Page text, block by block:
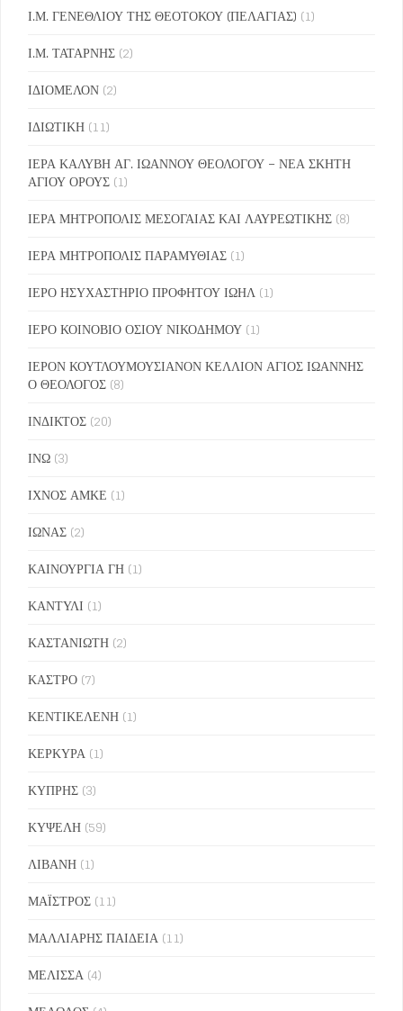
Ι.Μ. ΓΕΝΕΘΛΙΟΥ ΤΗΣ ΘΕΟΤΟΚΟΥ (ΠΕΛΑΓΙΑΣ) (1)
Ι.Μ. ΤΑΤΑΡΝΗΣ (2)
ΙΔΙΟΜΕΛΟΝ (2)
ΙΔΙΩΤΙΚΗ (11)
ΙΕΡΑ ΚΑΛΥΒΗ ΑΓ. ΙΩΑΝΝΟΥ ΘΕΟΛΟΓΟΥ – ΝΕΑ ΣΚΗΤΗ
ΑΓΙΟΥ ΟΡΟΥΣ (1)
ΙΕΡΑ ΜΗΤΡΟΠΟΛΙΣ ΜΕΣΟΓΑΙΑΣ ΚΑΙ ΛΑΥΡΕΩΤΙΚΗΣ (8)
ΙΕΡΑ ΜΗΤΡΟΠΟΛΙΣ ΠΑΡΑΜΥΘΙΑΣ (1)
ΙΕΡΟ ΗΣΥΧΑΣΤΗΡΙΟ ΠΡΟΦΗΤΟΥ ΙΩΗΛ (1)
ΙΕΡΟ ΚΟΙΝΟΒΙΟ ΟΣΙΟΥ ΝΙΚΟΔΗΜΟΥ (1)
ΙΕΡΟΝ ΚΟΥΤΛΟΥΜΟΥΣΙΑΝΟΝ ΚΕΛΛΙΟΝ ΑΓΙΟΣ ΙΩΑΝΝΗΣ
Ο ΘΕΟΛΟΓΟΣ (8)
ΙΝΔΙΚΤΟΣ (20)
ΙΝΩ (3)
ΙΧΝΟΣ ΑΜΚΕ (1)
ΙΩΝΑΣ (2)
ΚΑΙΝΟΥΡΓΙΑ ΓΗ (1)
ΚΑΝΤΥΛΙ (1)
ΚΑΣΤΑΝΙΩΤΗ (2)
ΚΑΣΤΡΟ (7)
ΚΕΝΤΙΚΕΛΕΝΗ (1)
ΚΕΡΚΥΡΑ (1)
ΚΥΠΡΗΣ (3)
ΚΥΨΕΛΗ (59)
ΛΙΒΑΝΗ (1)
ΜΑΪΣΤΡΟΣ (11)
ΜΑΛΛΙΑΡΗΣ ΠΑΙΔΕΙΑ (11)
ΜΕΛΙΣΣΑ (4)